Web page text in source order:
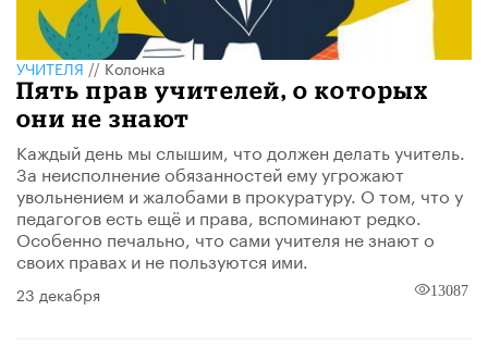
УЧИТЕЛЯ//Колонка
Пять прав учителей, о которых
они не знают
Каждый день мы слышим, что должен делать учитель.
За неисполнение обязанностей ему угрожают
увольнением и жалобами в прокуратуру. О том, что у
педагогов есть ещё и права, вспоминают редко.
Особенно печально, что сами учителя не знают о
своих правах и не пользуются ими.
23 декабря 13087